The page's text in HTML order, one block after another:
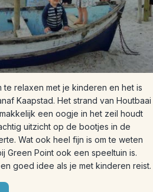
relaxen met je kinderen en het is
Kaapstad. Het strand van Houtbaai
een oogje in het zeil houdt
uitzicht op de bootjes in de
Wat ook heel fijn is om te weten
Green Point ook een speeltuin is.
goed idee als je met kinderen reist.